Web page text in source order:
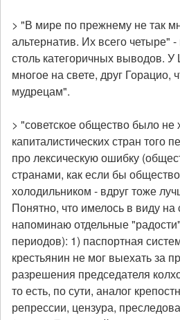
> "В мире по прежнему не так
альтернатив. Их всего четыре"
столь категоричных выводов.
многое на свете, друг Горацио,
мудрецам".
> "советское общество было
капиталистических стран того
про лексическую ошибку
странами, как если бы
холодильником - вдруг тоже
Понятно, что имелось в виду
напоминаю отдельные
периодов): 1) паспортная
крестьянин не мог выехать за
разрешения председателя
то есть, по сути, аналог
репрессии, цензура,